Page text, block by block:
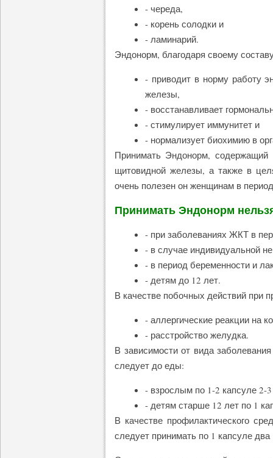
- череда,
- корень солодки и
- ламинарий.
Эндонорм, благодаря своему
- приводит в норму работу
железы,
- восстанавливает
- стимулирует иммунитет и
- нормализует биохимию в
Принимать Эндонорм,
щитовидной железы, а также в
очень полезен он женщинам в
Принимать Эндонорм
- при заболеваниях ЖКТ в
- в случае индивидуальной
- в период беременности и
- детям до 12 лет.
В качестве побочных действий при
- аллергические реакции на
- расстройство желудка.
В зависимости от вида
следует до еды:
- взрослым по 1-2 капсуле 2-
- детям старше 12 лет по 1
В качестве профилактического
следует принимать по 1 капсуле